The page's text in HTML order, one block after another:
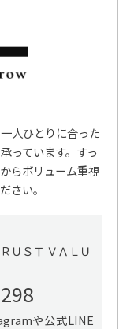
人ひとりに合った
っています。すっ
らボリューム重視
さい。
ＵＳＴ ＶＡＬＵ
や公式LINE